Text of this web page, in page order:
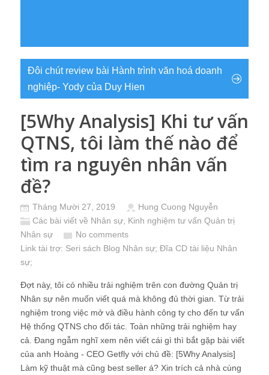
Đôi chút review bài Hành trình văn hoá doanh
nghiệp- Yody của Duy Hien
[5Why Analysis] Khi tư vấn
QTNS, tôi làm thế nào để
tìm ra nguyên nhân vấn
đề?
Tháng Mười 27, 2019
Hung Cuong Nguyễn
Các bài viết về Nhân sự Kinh nghiệm tư vấn Quản trị
Nhân sự
No comments
Link tài trợ: Seri sách Blog Nhân sự; Đĩa CD tài liệu Nhân
sự;
Đợt này, tôi có nhiều trải nghiệm trên con đường Quản trị
Nhân sự nên muốn viết quá mà không đủ thời gian. Từ trải
nghiệm trong việc mở và điều hành công ty cho đến tư vấn
Hệ thống QTNS cho đối tác. Toàn những trải nghiệm hay
cả. Đang ngẫm nghĩ xem nên viết cái gì thì bắt gặp bài viết
của anh Hoàng - CEO Getfly với chủ đề: [5Why Analysis]
Làm kỹ thuật mà cũng best seller á? Xin trích cả nhà cùng